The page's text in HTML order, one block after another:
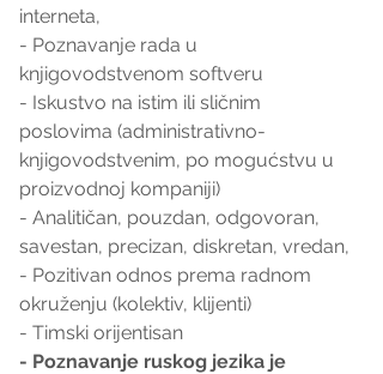
interneta,
- Poznavanje rada u
knjigovodstvenom softveru
- Iskustvo na istim ili sličnim
poslovima (administrativno-
knjigovodstvenim, po mogućstvu u
proizvodnoj kompaniji)
- Analitičan, pouzdan, odgovoran,
savestan, precizan, diskretan, vredan,
- Pozitivan odnos prema radnom
okruženju (kolektiv, klijenti)
- Timski orijentisan
- Poznavanje ruskog jezika je